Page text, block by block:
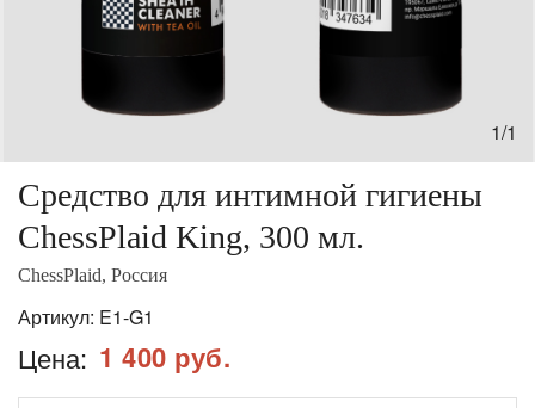
1/1
Средство для интимной гигиены
ChessPlaid King, 300 мл.
ChessPlaid, Россия
Артикул: E1-G1
Цена: 1 400 руб.